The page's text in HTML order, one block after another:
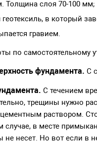
Толщина слоя 70-100 мм;
в который
гравием.
по самостоятельному
фундамента. С
С течением
трещины нужно
раствором.
случае, в месте
не несет. Но вот если в